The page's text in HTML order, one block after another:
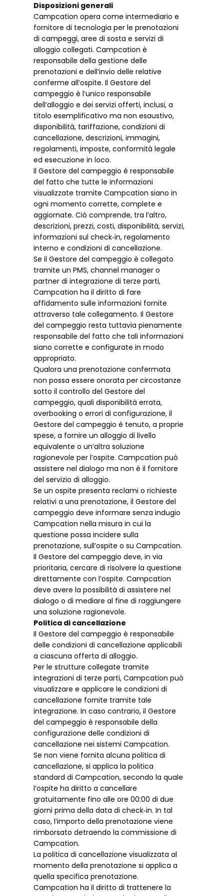
Disposizioni generali
Campcation opera come intermediario e
fornitore di tecnologia per le prenotazioni
di campeggi, aree di sosta e servizi di
alloggio collegati. Campcation è
responsabile della gestione delle
prenotazioni e dell’invio delle relative
conferme all’ospite. Il Gestore del
campeggio è l’unico responsabile
dell’alloggio e dei servizi offerti, inclusi, a
titolo esemplificativo ma non esaustivo,
disponibilità, tariffazione, condizioni di
cancellazione, descrizioni, immagini,
regolamenti, imposte, conformità legale
ed esecuzione in loco.
Il Gestore del campeggio è responsabile
del fatto che tutte le informazioni
visualizzate tramite Campcation siano in
ogni momento corrette, complete e
aggiornate. Ciò comprende, tra l’altro,
descrizioni, prezzi, costi, disponibilità, servizi,
informazioni sul check‑in, regolamento
interno e condizioni di cancellazione.
Se il Gestore del campeggio è collegato
tramite un PMS, channel manager o
partner di integrazione di terze parti,
Campcation ha il diritto di fare
affidamento sulle informazioni fornite
attraverso tale collegamento. Il Gestore
del campeggio resta tuttavia pienamente
responsabile del fatto che tali informazioni
siano corrette e configurate in modo
appropriato.
Qualora una prenotazione confermata
non possa essere onorata per circostanze
sotto il controllo del Gestore del
campeggio, quali disponibilità errata,
overbooking o errori di configurazione, il
Gestore del campeggio è tenuto, a proprie
spese, a fornire un alloggio di livello
equivalente o un’altra soluzione
ragionevole per l’ospite. Campcation può
assistere nel dialogo ma non è il fornitore
del servizio di alloggio.
Se un ospite presenta reclami o richieste
relativi a una prenotazione, il Gestore del
campeggio deve informare senza indugio
Campcation nella misura in cui la
questione possa incidere sulla
prenotazione, sull’ospite o su Campcation.
Il Gestore del campeggio deve, in via
prioritaria, cercare di risolvere la questione
direttamente con l’ospite. Campcation
deve avere la possibilità di assistere nel
dialogo o di mediare al fine di raggiungere
una soluzione ragionevole.
Politica di cancellazione
Il Gestore del campeggio è responsabile
delle condizioni di cancellazione applicabili
a ciascuna offerta di alloggio.
Per le strutture collegate tramite
integrazioni di terze parti, Campcation può
visualizzare e applicare le condizioni di
cancellazione fornite tramite tale
integrazione. In caso contrario, il Gestore
del campeggio è responsabile della
configurazione delle condizioni di
cancellazione nei sistemi Campcation.
Se non viene fornita alcuna politica di
cancellazione, si applica la politica
standard di Campcation, secondo la quale
l’ospite ha diritto a cancellare
gratuitamente fino alle ore 00:00 di due
giorni prima della data di check‑in. In tal
caso, l’importo della prenotazione viene
rimborsato detraendo la commissione di
Campcation.
La politica di cancellazione visualizzata al
momento della prenotazione si applica a
quella specifica prenotazione.
Campcation ha il diritto di trattenere la